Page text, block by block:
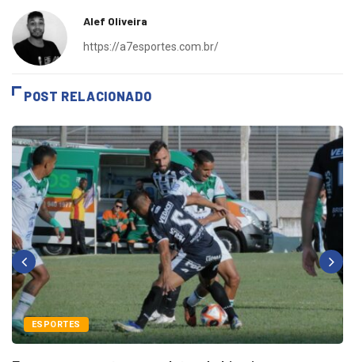
Alef Oliveira
https://a7esportes.com.br/
POST RELACIONADO
ESPORTES